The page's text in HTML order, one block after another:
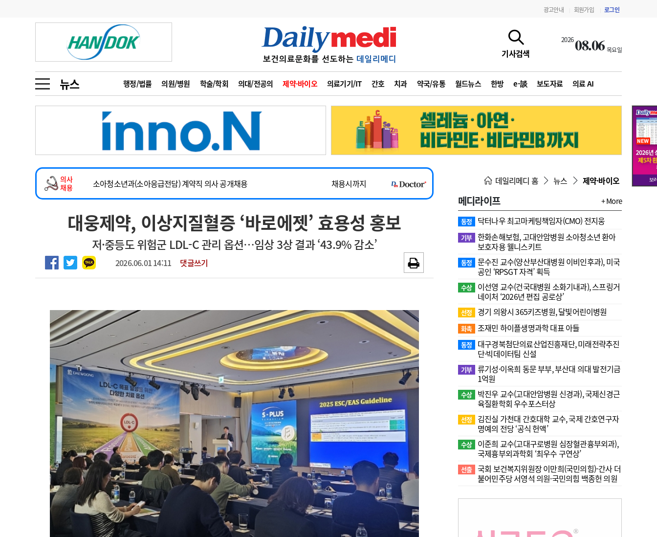
광고안내 회원가입 로그인
기사검색
202608.06 목요일
뉴스 행정/법률 의원/병원 학술/학회 의대/전공의 제약·바이오 의료기기/IT 간호 치과 약국/유통 월드뉴스 한방 e-談 보도자료 의료 AI
금주의 검색어
1
의사인력 수급 추계
3
AI의료
4
전공의 모집 결과
6
관리급여 실시
지필공 지원책
수련환경 개선
의과대학 입시
인사 사고
오피니언 수첩
인물 초대석 피플
동영상뉴스
포토뉴스
메디 Hospital 지역병원 중소병원
인포메이션 행정처분 판례 정책/통계 공시 지침·기준·평가 약제급여 심사 결과
고객센터 회사소개 법적고지 광고안내
의사
채용
2026년 하반기 인턴 모집
~2026-08-31
마취통증의학과 임기제 임상의사 채용
채용시까지
계약직(응급의학과 전문의) 직원모집
채용시까지
하반기 전공의(레지던트1년차) 모집
~2026-08-15
2026년 하반기 인턴 모집
~2026-08-31
마취통증의학과 임기제 임상의사 채용
채용시까지
대웅제약, 이상지질혈증 ‘바로에젯’ 효용성 홍보
저·중등도 위험군 LDL-C 관리 옵션…임상 3상 결과 ‘43.9% 감소’
2026.06.01 14:11 댓글쓰기
데일리메디 홈 뉴스 제약·바이오
메디라이프 + More
동정 닥터나우 최고마케팅책임자(CMO) 전지웅
기부 한화손해보험, 고대안암병원 소아청소년 환아
보호자용 웰니스키트
동정
문수진 교수( 양산부산대병원 이비인후과), 미국
공인 ‘RPSGT 자격’ 획득
수상
이선영 교수(건국대병원 소화기내과), 스프링거
네이처 ‘2026년 편집 공로상’
선정 경기 의왕시 365키즈병원, 달빛어린이병원
화촉 조재민 하이플생명과학 대표 아들
동정
대구경북첨단의료산업진흥재단, 미래전략추진
단·빅데이터팀 신설
기부 류기성·이옥희 동문 부부, 부산대 의대 발전기금
1억원
수상
박진우 교수(고대안암병원 신경과), 국제신경근
육질환학회 우수포스터상
선정
김진실 가천대 간호대학 교수, 국제 간호연구자
명예의 전당 ‘공식 헌액’
수상
이준희 교수(고대구로병원 심장혈관흉부외과),
국제흉부외과학회 ‘최우수 구연상’
선출 국회 보건복지위원장 이만희(국민의힘)-간사 더
불어민주당 서영석 의원·국민의힘 백종헌 의원